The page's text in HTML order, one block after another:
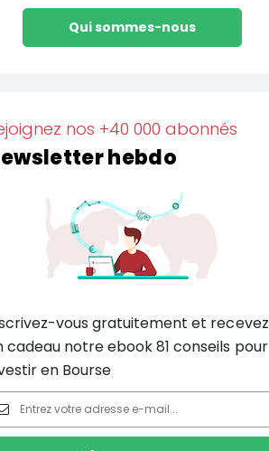
Qui sommes-nous
nos +40 000 abonnés
hebdo
vous gratuitement et recevez
cadeau notre ebook 81 conseils pour
en Bourse